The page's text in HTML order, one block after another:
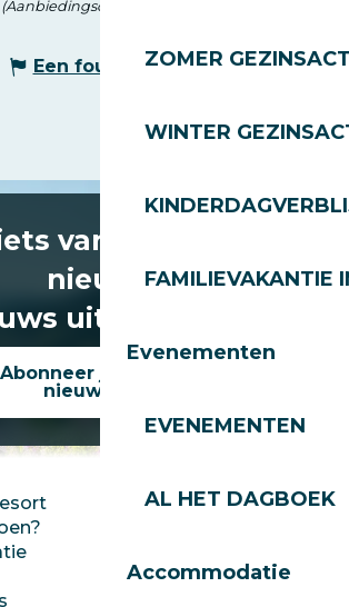
ZOMER
WINTER
FAMILIEVAKANTIE
Evenementen
EVENEMENTEN
AL HET DAGBOEK
Accommodatie
(Aanbiedingscode :
Een fout melden
van het laatste
nieuws
uit Les Gets!
Abonneer je op onze
nieuwsbrief
Perszaal
Jobs